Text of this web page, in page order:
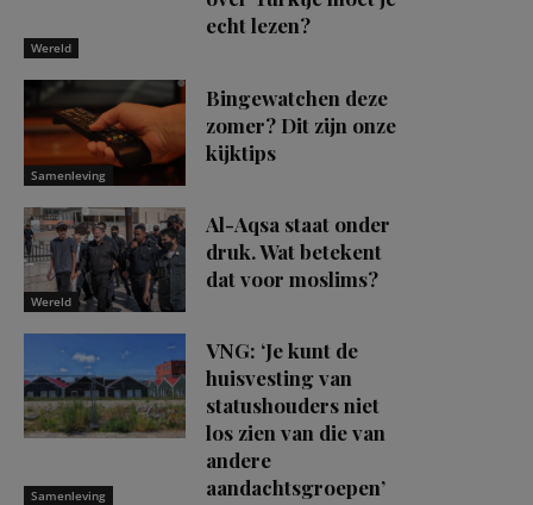
Wereld
echt lezen?
Samenleving
Bingewatchen deze
zomer? Dit zijn onze
kijktips
Wereld
Al-Aqsa staat onder
druk. Wat betekent
dat voor moslims?
Samenleving
VNG: ‘Je kunt de
huisvesting van
statushouders niet
los zien van die van
andere
aandachtsgroepen’